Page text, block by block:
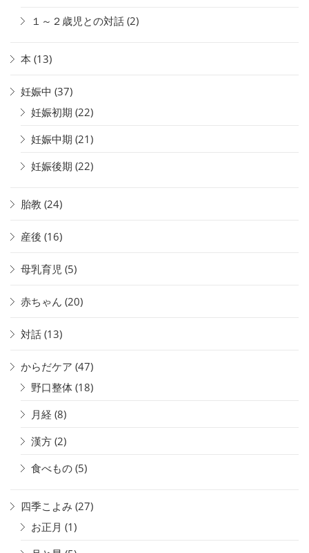
１～２歳児との対話 (2)
本 (13)
妊娠中 (37)
妊娠初期 (22)
妊娠中期 (21)
妊娠後期 (22)
胎教 (24)
産後 (16)
母乳育児 (5)
赤ちゃん (20)
対話 (13)
からだケア (47)
野口整体 (18)
月経 (8)
漢方 (2)
食べもの (5)
四季こよみ (27)
お正月 (1)